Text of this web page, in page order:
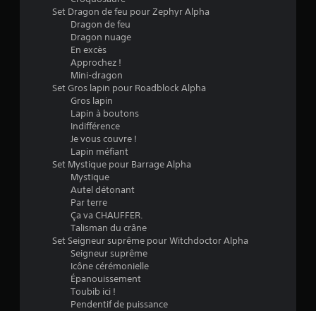
Set Dragon de feu pour Zephyr Alpha
Dragon de feu
Dragon nuage
En excès
Approchez !
Mini-dragon
Set Gros lapin pour Roadblock Alpha
Gros lapin
Lapin à boutons
Indifférence
Je vous couvre !
Lapin méfiant
Set Mystique pour Barrage Alpha
Mystique
Autel détonant
Par terre
Ça va CHAUFFER.
Talisman du crâne
Set Seigneur suprême pour Witchdoctor Alpha
Seigneur suprême
Icône cérémonielle
Épanouissement
Toubib ici !
Pendentif de puissance